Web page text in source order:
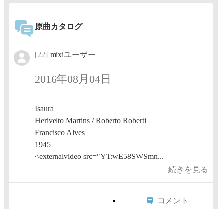
原曲カタログ
[22] mixiユーザー
2016年08月04日
Isaura
Herivelto Martins / Roberto Roberti
Francisco Alves
1945
<externalvideo src="YT:wE58SWSmn...
続きを見る
コメント